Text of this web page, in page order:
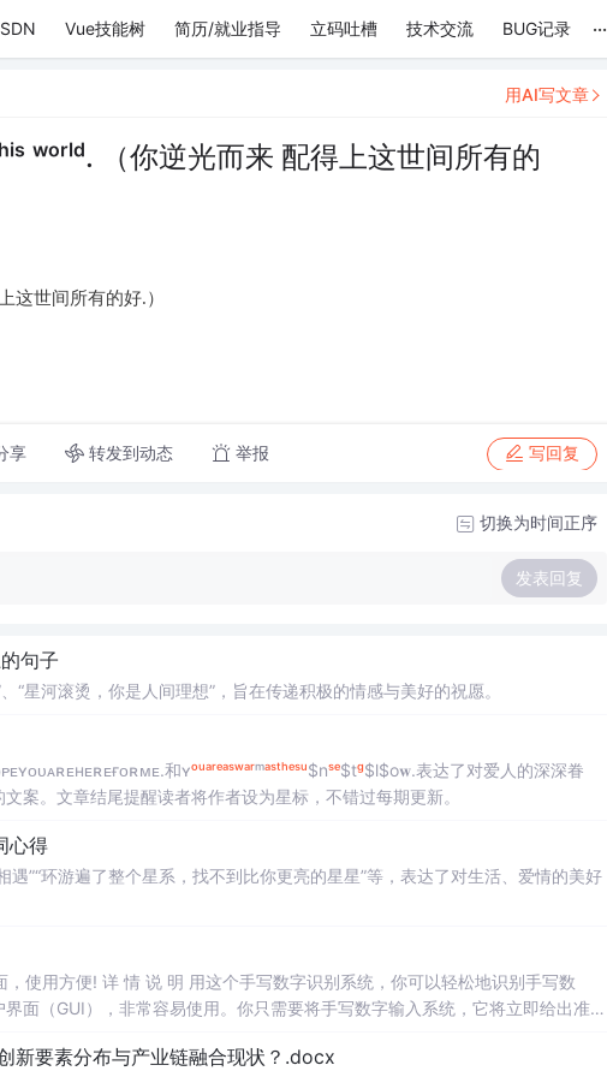
Vue技能树 简历/就业指导 立码吐槽 技术交流 BUG记录 ...
ⁱⁿ ᵗʰⁱˢ ʷᵒʳˡᵈ. （你逆光而来 配得上这世间所有的
配得上这世间所有的好.）
享 转发到动态 举报 写回复
用AI写文章
切换为时间正序
发表回复
句子
星河滚烫，你是人间理想”，旨在传递积极的情感与美好的祝愿。
和ʏᵒᵘᵃʳᵉᵃˢʷᵃʳᵐᵃˢᵗʰᵉˢᵘ$nˢᵉ$tᵍ$l$o𝐰.表达了对爱人的深深眷
案。文章结尾提醒读者将作者设为星标，不错过每期更新。
心得
”“环游遍了整个星系，找不到比你更亮的星星”等，表达了对生活、爱情的美好
使用方便! 详 情 说 明 用这个手写数字识别系统，你可以轻松地识别手写数
面（GUI），非常容易使用。你只需要将手写数字输入系统，它将立即给出准确
新要素分布与产业链融合现状？.docx